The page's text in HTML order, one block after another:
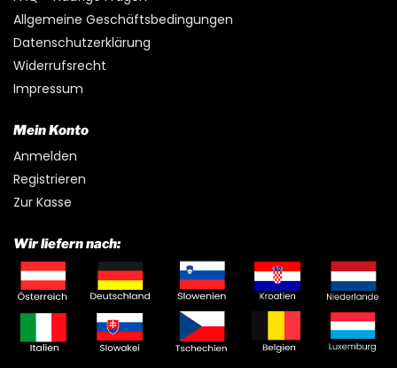
Allgemeine Geschäftsbedingungen
Datenschutzerklärung
Widerrufsrecht
Impressum
Mein Konto
Anmelden
Registrieren
Zur Kasse
Wir liefern nach: